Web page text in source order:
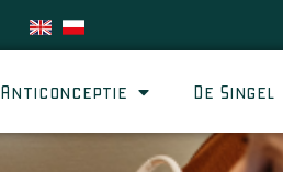
Anticonceptie De Singel